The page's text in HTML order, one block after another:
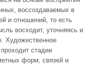
воссоздаваемых в
и отношений, то есть
восходит, уточняясь и
Художественное
стадии
форм, связей и